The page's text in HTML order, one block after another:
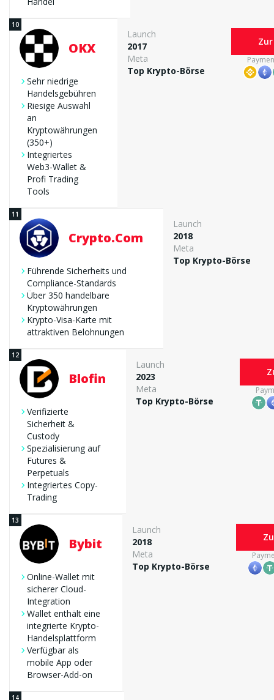
OKX
Sehr niedrige
Handelsgebühren
Riesige Auswahl
an
Kryptowährungen
(350+)
Integriertes
Web3-Wallet &
Profi Trading
Tools
Launch
2017
Meta
Top Krypto-Börse
Crypto.com
Führende Sicherheits und
Compliance-Standards
Über 350 handelbare
Kryptowährungen
Krypto-Visa-Karte mit
attraktiven Belohnungen
Launch
2018
Meta
Top Krypto-Börse
Blofin
Verifizierte
Sicherheit &
Custody
Spezialisierung auf
Futures &
Perpetuals
Integriertes Copy-
Trading
Launch
2023
Meta
Top Krypto-Börse
Bybit
Online-Wallet mit
sicherer Cloud-
Integration
Wallet enthält eine
integrierte Krypto-
Handelsplattform
Verfügbar als
mobile App oder
Browser-Add-on
Launch
2018
Meta
Top Krypto-Börse